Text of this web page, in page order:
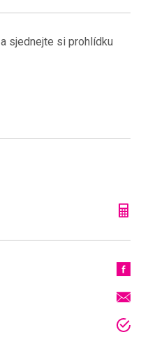
sjednejte si prohlídku